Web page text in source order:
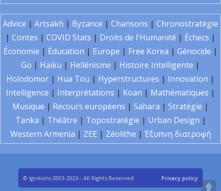
Advice | Artsakh | Byzance | Chansons | Chronostratégie
| Contes | COVID Stats | Droits de l'Humanité | Échecs |
Économie | Éducation | Europe | Free Korea | Génocide |
Go | Haïku | Hellénisme | Histoire Intelligente |
Holodomor | Hua Tou | Hyperstructures | Innovation |
Intelligence | Interprétations | Koan | Mathématiques |
Musique | Recours européens | Sahara | Stratégie |
Tanka | Théâtre | Topostratégie | Urban Design |
Western Armenia | ZEE | Zéolithe | Έξυπνη διατροφή
© Ignitions 2003-2026 - All Rights Reserved Privacy policy